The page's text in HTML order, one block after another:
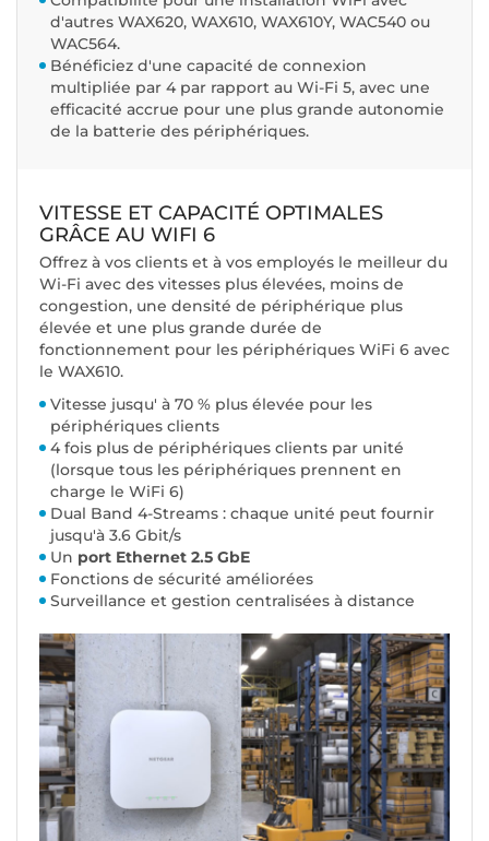
d'autres WAX620, WAX610, WAX610Y, WAC540 ou
WAC564.
Bénéficiez d'une capacité de connexion
multipliée par 4 par rapport au Wi-Fi 5, avec une
efficacité accrue pour une plus grande autonomie
de la batterie des périphériques.
VITESSE ET CAPACITÉ OPTIMALES
GRÂCE AU WIFI 6
Offrez à vos clients et à vos employés le meilleur du
Wi-Fi avec des vitesses plus élevées, moins de
congestion, une densité de périphérique plus
élevée et une plus grande durée de
fonctionnement pour les périphériques WiFi 6 avec
le WAX610.
Vitesse jusqu' à 70 % plus élevée pour les
périphériques clients
4 fois plus de périphériques clients par unité
(lorsque tous les périphériques prennent en
charge le WiFi 6)
Dual Band 4-Streams : chaque unité peut fournir
jusqu'à 3.6 Gbit/s
Un port Ethernet 2.5 GbE
Fonctions de sécurité améliorées
Surveillance et gestion centralisées à distance